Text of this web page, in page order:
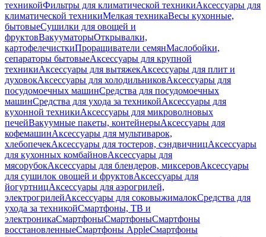
техникойФильтры для климатической техникиАксессуары для
климатической техникиМелкая техникаВесы кухонные,
бытовыеСушилки для овощей и
фруктовВакууматорыОткрывалки,
картофелечисткиПроращиватели семянМаслобойки,
сепараторы бытовыеАксессуары для крупной
техникиАксессуары для вытяжекАксессуары для плит и
духовокАксессуары для холодильниковАксессуары для
посудомоечных машинСредства для посудомоечных
машинСредства для ухода за техникойАксессуары для
кухонной техникиАксессуары для микроволновых
печейВакуумные пакеты, контейнерыАксессуары для
кофемашинАксессуары для мультиварок,
хлебопечекАксессуары для тостеров, сэндвичницАксессуары
для кухонных комбайновАксессуары для
мясорубокАксессуары для блендеров, миксеровАксессуары
для сушилок овощей и фруктовАксессуары для
йогуртницАксессуары для аэрогрилей,
электрогрилейАксессуары для соковыжималокСредства для
ухода за техникойСмартфоны, ТВ и
электроникаСмартфоныСмартфоныСмартфоны
восстановленныеСмартфоны AppleСмартфоны